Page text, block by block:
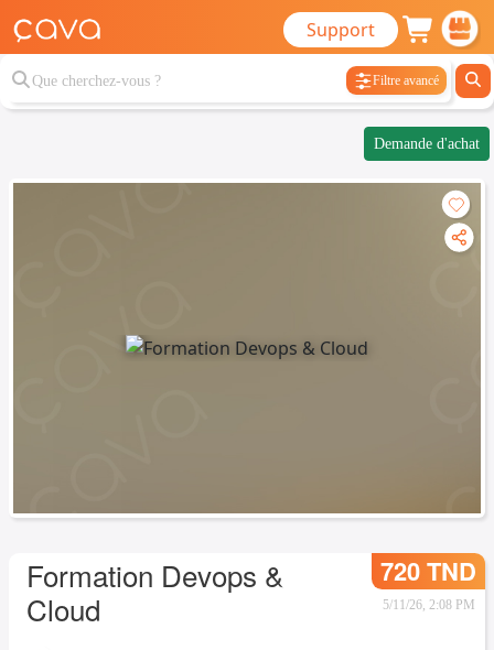
Support
Filtre avancé
Demande d'achat
Formation Devops &
Cloud
720 TND
5/11/26, 2:08 PM